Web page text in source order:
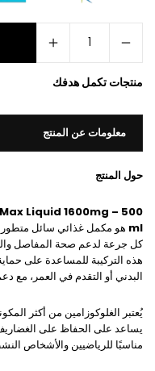
منتجات تكمل هدفك
معلومات عن المنتج
حول المنتج
Liquid 1600mg – 500
ml هو مكمل غذائي سائل
كل جرعة لدعم صحة المفاصل
هذه التركيبة للمساعدة على
البدني أو التقدم في العمر، مع
يُعتبر الغلوكوزامين من أكثر
يساعد على الحفاظ على
مناسبًا للرياضيين والأشخاص